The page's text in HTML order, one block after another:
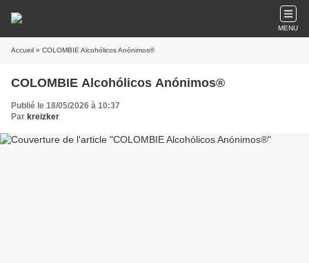
MENU
Accueil » COLOMBIE Alcohólicos Anónimos®
COLOMBIE Alcohólicos Anónimos®
Publié le 18/05/2026 à 10:37
Par kreizker